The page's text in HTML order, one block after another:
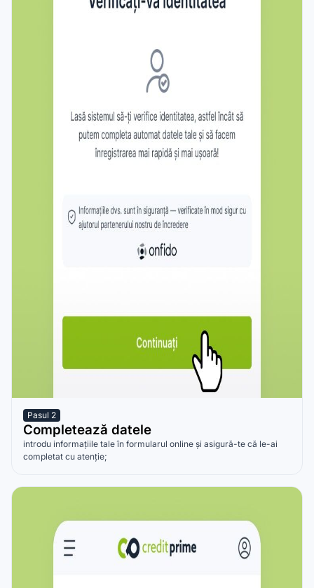
Pasul 2
Completează datele
introdu informațiile tale în formularul online și asigură-te că le-ai
completat cu atenție;